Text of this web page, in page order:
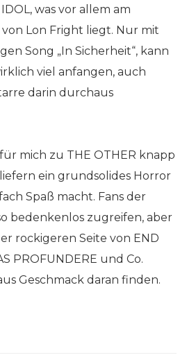
was vor allem am
Lon Fright liegt. Nur mit
Song „In Sicherheit“, kann
viel anfangen, auch
darin durchaus
mich zu THE OTHER knapp
ein grundsolides Horror
Spaß macht. Fans der
bedenkenlos zugreifen, aber
rockigeren Seite von END
PROFUNDERE und Co.
Geschmack daran finden.